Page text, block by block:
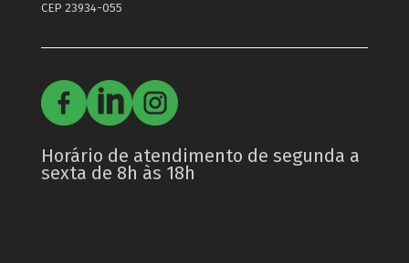
CEP 23934-055
Horário de atendimento de segunda a
sexta de 8h às 18h